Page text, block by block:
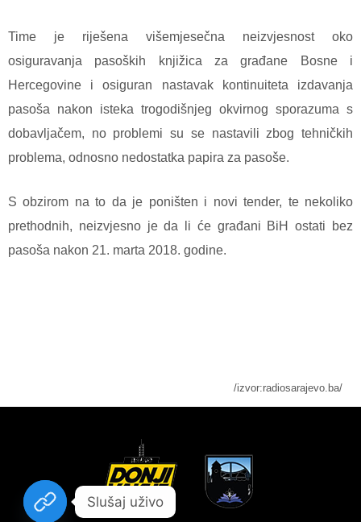
Time je riješena višemjesečna neizvjesnost oko
osiguravanja pasoških knjižica za građane Bosne i
Hercegovine i osiguran nastavak kontinuiteta izdavanja
pasoša nakon isteka trogodišnjeg okvirnog sporazuma s
dobavljačem, no problemi su se nastavili zbog tehničkih
problema, odnosno nedostatka papira za pasoše.
S obzirom na to da je poništen i novi tender, te nekoliko
prethodnih, neizvjesno je da li će građani BiH ostati bez
pasoša nakon 21. marta 2018. godine.
/izvor:radiosarajevo.ba/
Slušaj uživo